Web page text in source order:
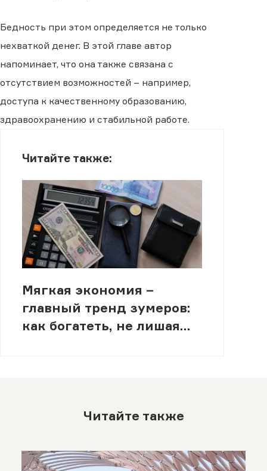
Бедность при этом определяется не только
нехваткой денег. В этой главе автор
напоминает, что она также связана с
отсутствием возможностей – например,
доступа к качественному образованию,
здравоохранению и стабильной работе.
Читайте также:
Мягкая экономия –
главный тренд зумеров:
как богатеть, не лишая
Читайте также